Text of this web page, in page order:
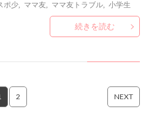
ポ少
ママ友 ママ友トラブル ,小学生
続きを読む
2 NEXT